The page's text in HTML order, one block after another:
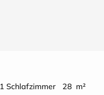
1 Schlafzimmer 28 m²